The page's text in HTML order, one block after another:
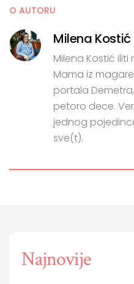
O AUTORU
Milena Kostić
Milena Kostić
Mama iz
portala
petoro dece.
jednog
sve(t).
Najnovije